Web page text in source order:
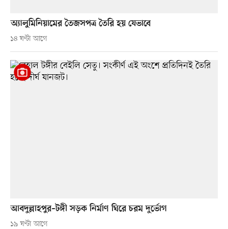
অ্যালুমিনিয়ামের তৈজসপত্র তৈরি হয় যেভাবে
১৪ ঘণ্টা আগে
আবদুল্লাহপুর–টঙ্গী সড়ক নির্মাণ ঘিরে চরম দুর্ভোগ
১৯ ঘণ্টা আগে